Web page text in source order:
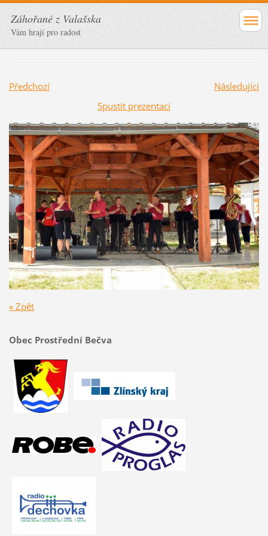
Záhořané z Valašska
Vám hrají pro radost
Předchozí
Následující
Spustit prezentaci
« Zpět
Obec Prostřední Bečva